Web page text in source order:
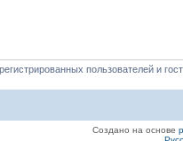
пользователей и
Создано на основе